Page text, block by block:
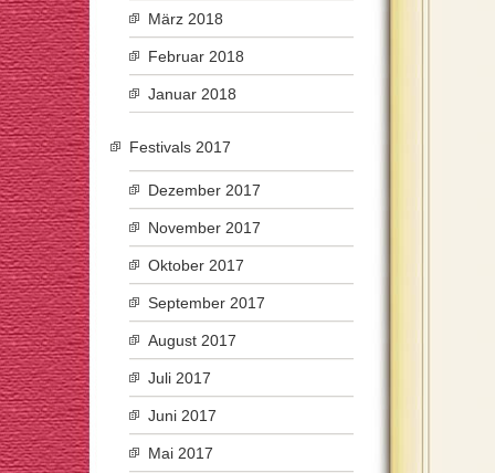
März 2018
Februar 2018
Januar 2018
Festivals 2017
Dezember 2017
November 2017
Oktober 2017
September 2017
August 2017
Juli 2017
Juni 2017
Mai 2017